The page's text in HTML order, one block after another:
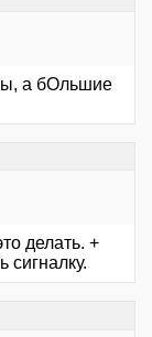
а бОльшие
делать. +
сигналку.